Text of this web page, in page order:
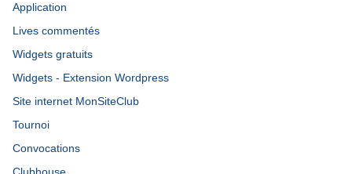
Application
Lives commentés
Widgets gratuits
Widgets - Extension Wordpress
Site internet MonSiteClub
Tournoi
Convocations